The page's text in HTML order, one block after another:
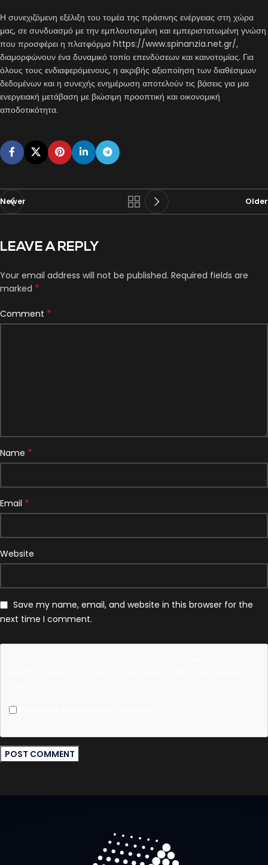
Η συνεχιζόμενη εξέλιξη του τομέα της πράσινης ενέργειας στη χώρα
μας, σε συνδυασμό με την εμπλουτισμένη και εμπεριστατωμένη γνώση
που προσφέρει η πλατφόρμα https://www.spinanzia.net.gr/,
διαμορφώνουν ένα δυναμικό τοπίο επενδύσεων και καινοτομίας. Για
όλους τους ενδιαφερόμενους, η ακριβής αξιοποίηση των διαθέσιμων
δεδομένων και η συνεχής ενημέρωση αποτελούν τις βάσεις για μια
ενεργειακή μετάβαση με βιώσιμη προοπτική και οικονομική
αποδοτικότητα.
Newer Older
LEAVE A REPLY
Your email address will not be published. Required fields are
marked *
Comment *
Name *
Email *
Website
Save my name, email, and website in this browser for the
next time I comment.